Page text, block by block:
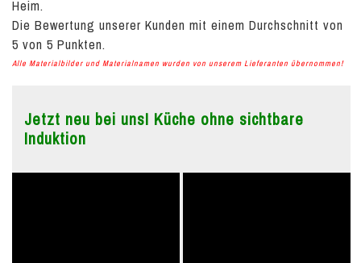
Heim.
Die Bewertung unserer Kunden mit einem Durchschnitt von
5 von 5 Punkten.
Alle Materialbilder und Materialnamen wurden von unserem Lieferanten übernommen!
Jetzt neu bei uns! Küche ohne sichtbare
Induktion